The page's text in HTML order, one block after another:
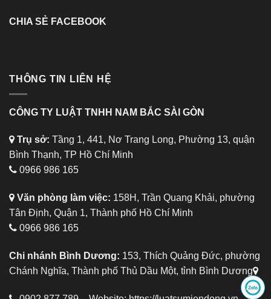
CHIA SẺ FACEBOOK
THÔNG TIN LIÊN HỆ
CÔNG TY LUẬT TNHH NAM BẮC SÀI GÒN
Trụ sở: Tầng 1, 441, Nơ Trang Long, Phường 13, quận
Bình Thạnh, TP Hồ Chí Minh
0966 986 165
Văn phòng làm việc: 158H, Trần Quang Khải, phường
Tân Định, Quận 1, Thành phố Hồ Chí Minh
0966 986 165
Chi nhánh Bình Dương: 153, Thích Quảng Đức, phường
Chánh Nghĩa, Thành phố Thủ Dầu Một, tỉnh Bình Dương